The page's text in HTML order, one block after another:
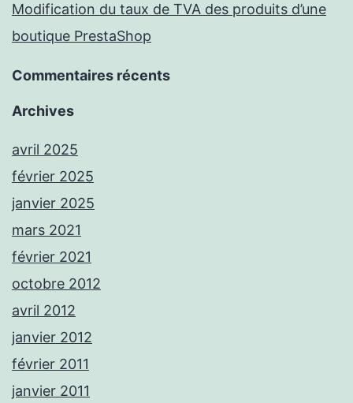
Modification du taux de TVA des produits d’une
boutique PrestaShop
Commentaires récents
Archives
avril 2025
février 2025
janvier 2025
mars 2021
février 2021
octobre 2012
avril 2012
janvier 2012
février 2011
janvier 2011